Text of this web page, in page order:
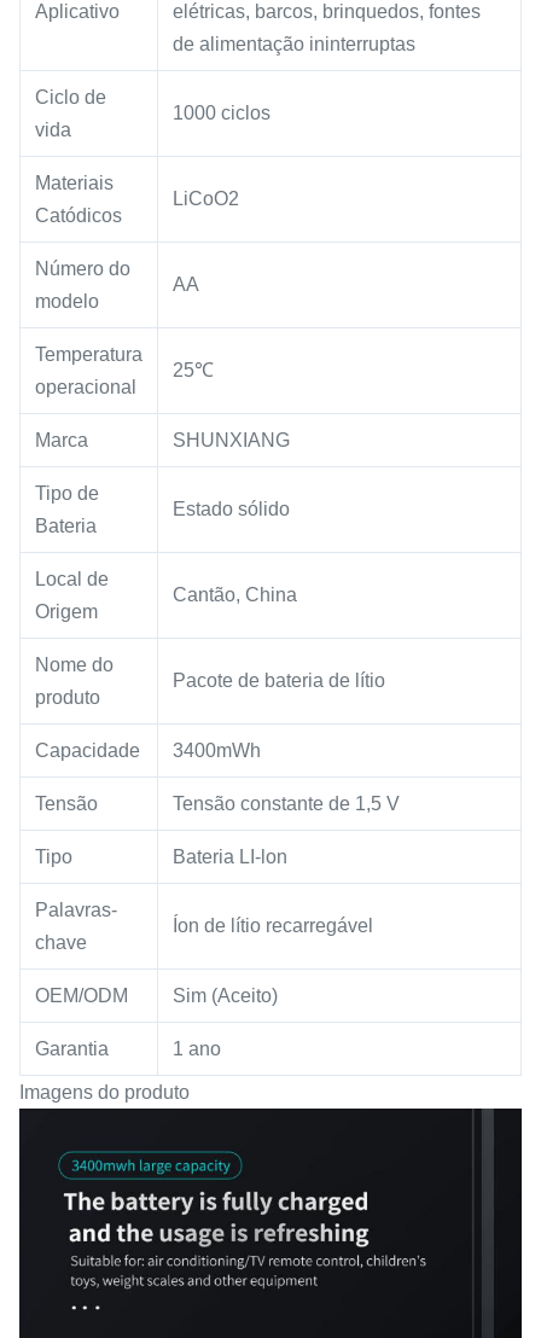
Aplicativo
elétricas, barcos, brinquedos, fontes
de alimentação ininterruptas
Ciclo de
vida
1000 ciclos
Materiais
Catódicos
LiCoO2
Número do
modelo
AA
Temperatura
operacional
25℃
Marca SHUNXIANG
Tipo de
Bateria
Estado sólido
Local de
Origem
Cantão, China
Nome do
produto
Pacote de bateria de lítio
Capacidade 3400mWh
Tensão Tensão constante de 1,5 V
Tipo Bateria LI-lon
Palavras-
chave
Íon de lítio recarregável
OEM/ODM Sim (Aceito)
Garantia 1 ano
Imagens do produto